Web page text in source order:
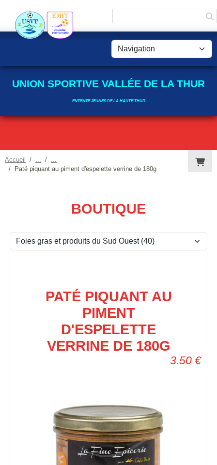
UNION SPORTIVE VALLÉE DE LA THUR
ENTENTE JEUNES DE LA HAUTE THUR
Accueil
Paté piquant au piment d'espelette verrine de 180g
BOUTIQUE
PATÉ PIQUANT AU
PIMENT
D'ESPELETTE
VERRINE DE 180G
3.50 €